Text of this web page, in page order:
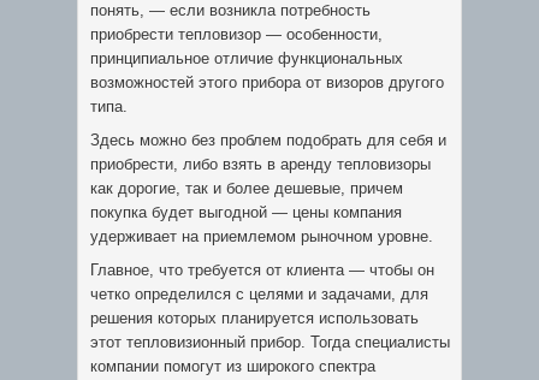
понять, — если возникла потребность
приобрести тепловизор — особенности,
принципиальное отличие функциональных
возможностей этого прибора от визоров другого
типа.
Здесь можно без проблем подобрать для себя и
приобрести, либо взять в аренду тепловизоры
как дорогие, так и более дешевые, причем
покупка будет выгодной — цены компания
удерживает на приемлемом рыночном уровне.
Главное, что требуется от клиента — чтобы он
четко определился с целями и задачами, для
решения которых планируется использовать
этот тепловизионный прибор. Тогда специалисты
компании помогут из широкого спектра